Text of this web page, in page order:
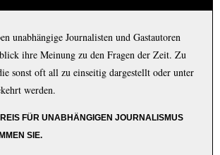
unabhängige Journalisten und Gastautoren
ihre Meinung zu den Fragen der Zeit. Zu
sonst oft all zu einseitig dargestellt oder unter
werden.
FÜR UNABHÄNGIGEN JOURNALISMUS
SIE.